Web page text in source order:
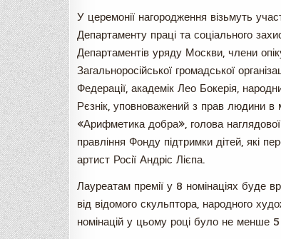
У церемонії нагородження візьмуть
Департаменту праці та соціального
Департаментів уряду Москви, члени
Загальноросійської громадської
Федерації, академік Лео Бокерія,
Рєзнік, уповноважений з прав людини в
«Арифметика добра», голова
правління Фонду підтримки дітей, які
артист Росії Андріс Лієпа.
Лауреатам премії у 8 номінаціях буде
від відомого скульптора, народного
номінацій у цьому році було не менше 5